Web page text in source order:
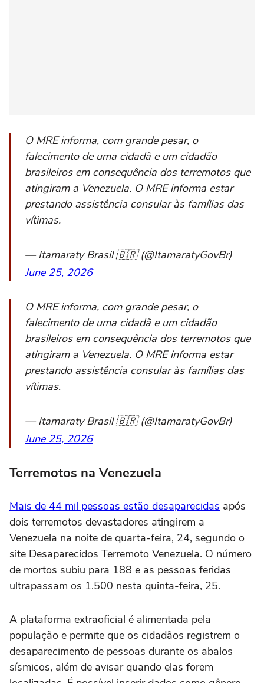
O MRE informa, com grande pesar, o
falecimento de uma cidadã e um cidadão
brasileiros em consequência dos terremotos que
atingiram a Venezuela. O MRE informa estar
prestando assistência consular às famílias das
vítimas.
— Itamaraty Brasil 🇧🇷 (@ItamaratyGovBr)
June 25, 2026
O MRE informa, com grande pesar, o
falecimento de uma cidadã e um cidadão
brasileiros em consequência dos terremotos que
atingiram a Venezuela. O MRE informa estar
prestando assistência consular às famílias das
vítimas.
— Itamaraty Brasil 🇧🇷 (@ItamaratyGovBr)
June 25, 2026
Terremotos na Venezuela
Mais de 44 mil pessoas estão desaparecidas após
dois terremotos devastadores atingirem a
Venezuela na noite de quarta-feira, 24, segundo o
site Desaparecidos Terremoto Venezuela. O número
de mortos subiu para 188 e as pessoas feridas
ultrapassam os 1.500 nesta quinta-feira, 25.
A plataforma extraoficial é alimentada pela
população e permite que os cidadãos registrem o
desaparecimento de pessoas durante os abalos
sísmicos, além de avisar quando elas forem